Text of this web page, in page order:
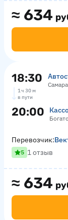
≈ 634
18:30
1 ч 30 м
в пути
20:00
≈ 634
Перевозчик:
5 1 отзыв